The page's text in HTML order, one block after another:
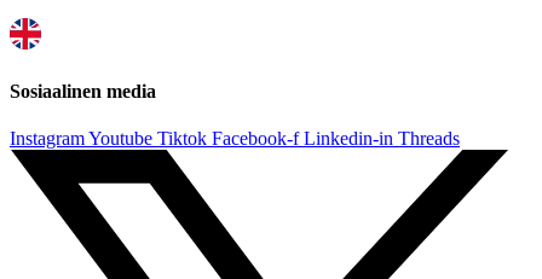
Sosiaalinen media
InstagramYoutube Tiktok Facebook-f Linkedin-in Threads